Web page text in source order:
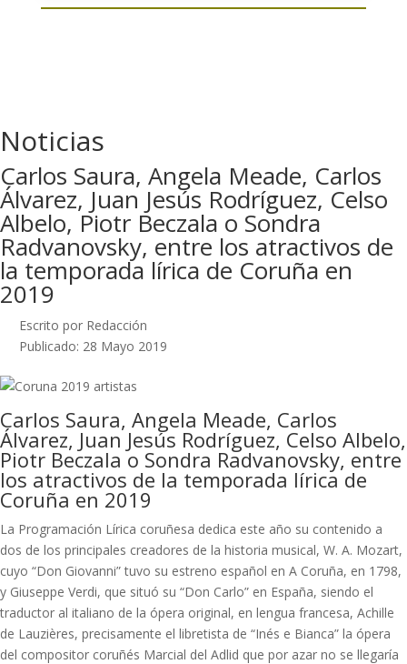
Noticias
Carlos Saura, Angela Meade, Carlos
Álvarez, Juan Jesús Rodríguez, Celso
Albelo, Piotr Beczala o Sondra
Radvanovsky, entre los atractivos de
la temporada lírica de Coruña en
2019
Escrito por Redacción
Publicado: 28 Mayo 2019
Carlos Saura, Angela Meade, Carlos
Álvarez, Juan Jesús Rodríguez, Celso Albelo,
Piotr Beczala o Sondra Radvanovsky, entre
los atractivos de la temporada lírica de
Coruña en 2019
La Programación Lírica coruñesa dedica este año su contenido a
dos de los principales creadores de la historia musical, W. A. Mozart,
cuyo “Don Giovanni” tuvo su estreno español en A Coruña, en 1798,
y Giuseppe Verdi, que situó su “Don Carlo” en España, siendo el
traductor al italiano de la ópera original, en lengua francesa, Achille
de Lauzières, precisamente el libretista de “Inés e Bianca” la ópera
del compositor coruñés Marcial del Adlid que por azar no se llegaría